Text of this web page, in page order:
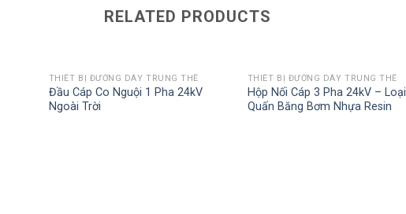
RELATED PRODUCTS
THIẾT BỊ ĐƯỜNG DÂY TRUNG THẾ
Đầu Cáp Co Nguội 1 Pha 24kV
Ngoài Trời
THIẾT BỊ ĐƯỜNG DÂY TRUNG THẾ
Hộp Nối Cáp 3 Pha 24kV – Loại
Quấn Băng Bơm Nhựa Resin